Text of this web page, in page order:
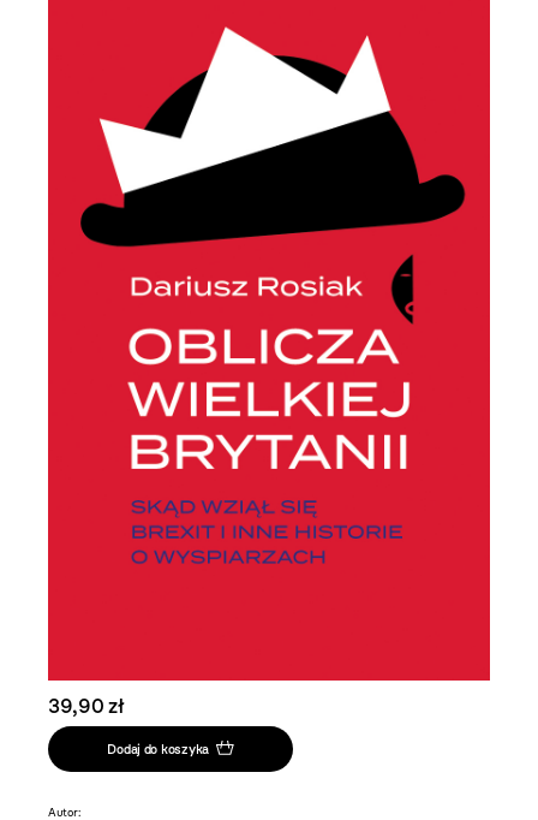
39,90 zł
Dodaj do koszyka
Autor: